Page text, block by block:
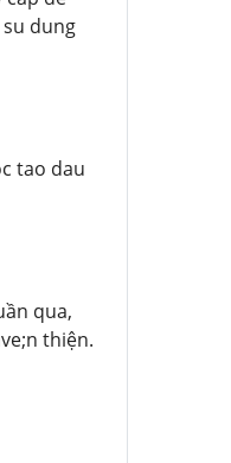
dung
tao dau
qua,
thiện.